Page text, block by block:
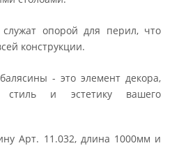
опорой для перил, что
конструкции.
- это элемент декора,
стиль и эстетику вашего
Арт. 11.032, длина 1000мм и